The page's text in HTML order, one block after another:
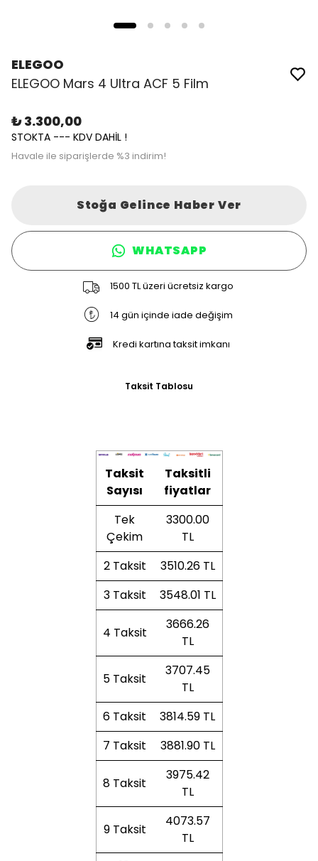
ELEGOO
ELEGOO Mars 4 Ultra ACF 5 Film
₺ 3.300,00
STOKTA --- KDV DAHİL !
Havale ile siparişlerde %3 indirim!
Stoğa Gelince Haber Ver
WHATSAPP
1500 TL üzeri ücretsiz kargo
14 gün içinde iade değişim
Kredi kartına taksit imkanı
Taksit Tablosu
Taksit
Sayısı
Taksitli
fiyatlar
Tek
Çekim
3300.00
TL
2 Taksit
3510.26 TL
3 Taksit
3548.01 TL
4 Taksit
3666.26
TL
5 Taksit
3707.45
TL
6 Taksit
3814.59 TL
7 Taksit
3881.90 TL
8 Taksit
3975.42
TL
9 Taksit
4073.57
TL